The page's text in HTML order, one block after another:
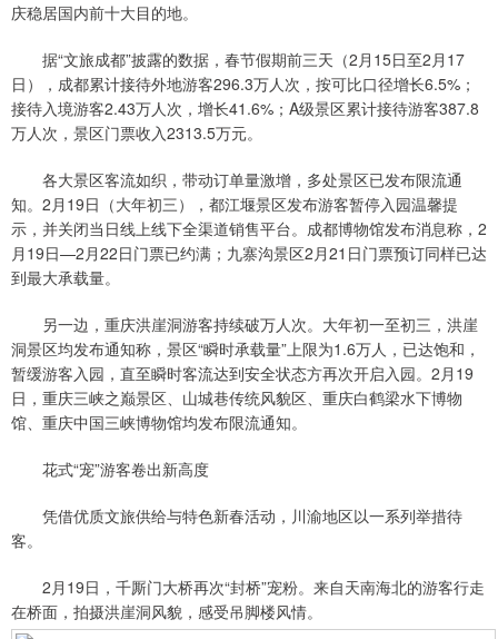
庆稳居国内前十大目的地。
据“文旅成都”披露的数据，春节假期前三天（2月15日至2月17
日），成都累计接待外地游客296.3万人次，按可比口径增长6.5%；
接待入境游客2.43万人次，增长41.6%；A级景区累计接待游客387.8
万人次，景区门票收入2313.5万元。
各大景区客流如织，带动订单量激增，多处景区已发布限流通
知。2月19日（大年初三），都江堰景区发布游客暂停入园温馨提
示，并关闭当日线上线下全渠道销售平台。成都博物馆发布消息称，2
月19日—2月22日门票已约满；九寨沟景区2月21日门票预订同样已达
到最大承载量。
另一边，重庆洪崖洞游客持续破万人次。大年初一至初三，洪崖
洞景区均发布通知称，景区“瞬时承载量”上限为1.6万人，已达饱和，
暂缓游客入园，直至瞬时客流达到安全状态方再次开启入园。2月19
日，重庆三峡之巅景区、山城巷传统风貌区、重庆白鹤梁水下博物
馆、重庆中国三峡博物馆均发布限流通知。
花式“宠”游客卷出新高度
凭借优质文旅供给与特色新春活动，川渝地区以一系列举措待
客。
2月19日，千厮门大桥再次“封桥”宠粉。来自天南海北的游客行走
在桥面，拍摄洪崖洞风貌，感受吊脚楼风情。